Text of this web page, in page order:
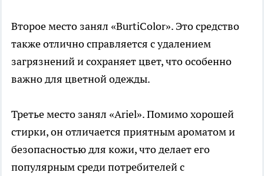
Второе место занял «BurtiColor». Это средство
также отлично справляется с удалением
загрязнений и сохраняет цвет, что особенно
важно для цветной одежды.
Третье место занял «Ariel». Помимо хорошей
стирки, он отличается приятным ароматом и
безопасностью для кожи, что делает его
популярным среди потребителей с